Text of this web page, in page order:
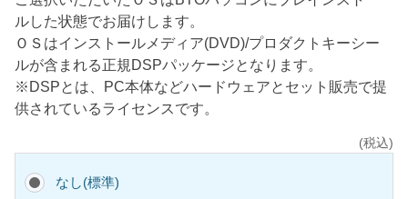
ルした状態でお届けします。
ＯＳはインストールメディア(DVD)/プロダクトキーシー
ルが含まれる正規DSPパッケージとなります。
※DSPとは、PC本体などハードウェアとセット販売で提
供されているライセンスです。
(税込)
なし(標準)